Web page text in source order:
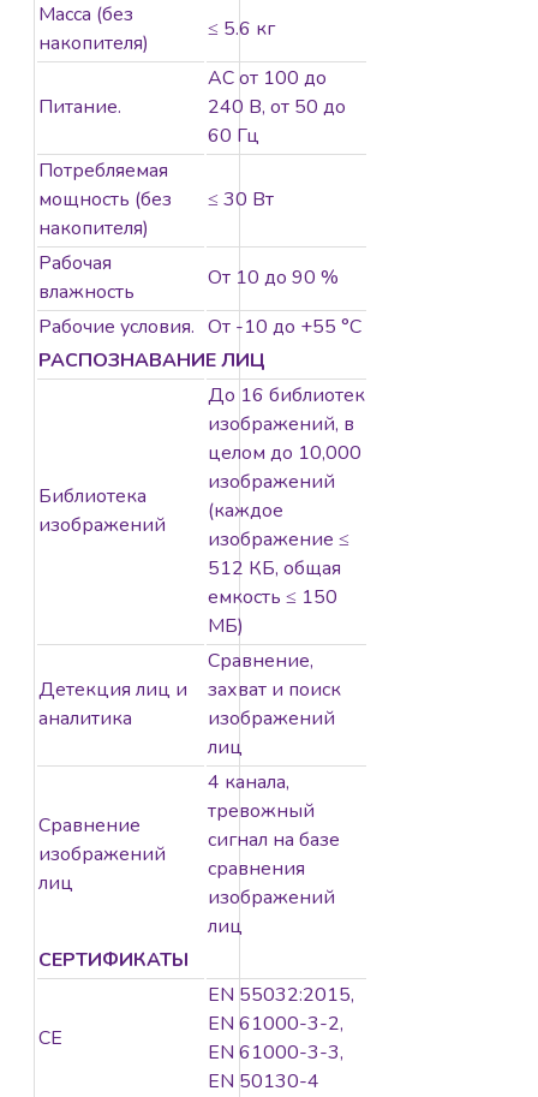
Масса (без
накопителя)
≤ 5.6 кг
Питание.
AC от 100 до
240 В, от 50 до
60 Гц
Потребляемая
мощность (без
накопителя)
≤ 30 Вт
Рабочая
влажность
От 10 до 90 %
Рабочие условия. От -10 до +55 °C
РАСПОЗНАВАНИЕ ЛИЦ
Библиотека
изображений
До 16 библиотек
изображений, в
целом до 10,000
изображений
(каждое
изображение ≤
512 КБ, общая
емкость ≤ 150
МБ)
Детекция лиц и
аналитика
Сравнение,
захват и поиск
изображений
лиц
Сравнение
изображений
лиц
4 канала,
тревожный
сигнал на базе
сравнения
изображений
лиц
СЕРТИФИКАТЫ
CE
EN 55032:2015,
EN 61000-3-2,
EN 61000-3-3,
EN 50130-4